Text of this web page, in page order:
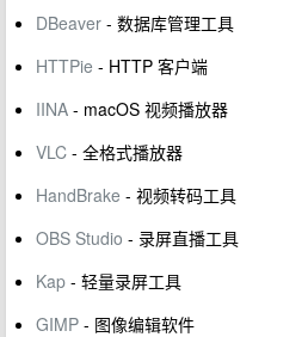
DBeaver - 数据库管理工具
HTTPie - HTTP 客户端
IINA - macOS 视频播放器
VLC - 全格式播放器
HandBrake - 视频转码工具
OBS Studio - 录屏直播工具
Kap - 轻量录屏工具
GIMP - 图像编辑软件